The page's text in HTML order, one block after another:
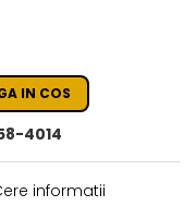
IN COS
4014
informatii